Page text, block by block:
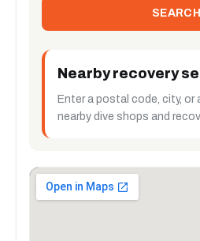
SEARCH
Nearby recovery
Enter a postal code, city, or
nearby dive shops and